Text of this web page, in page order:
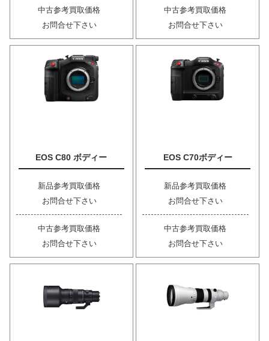
中古参考買取価格
お問合せ下さい
中古参考買取価格
お問合せ下さい
EOS C80 ボディー
新品参考買取価格
お問合せ下さい
中古参考買取価格
お問合せ下さい
EOS C70ボディー
新品参考買取価格
お問合せ下さい
中古参考買取価格
お問合せ下さい